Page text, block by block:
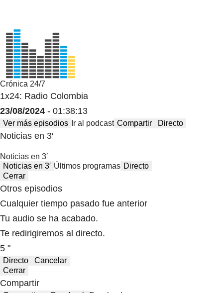
Crónica 24/7
1x24: Radio Colombia
23/08/2024 - 01:38:13
Ver más episodios Ir al podcast Compartir Directo
Noticias en 3′
Noticias en 3′
Noticias en 3′ Últimos programas Directo
Cerrar
Otros episodios
Cualquier tiempo pasado fue anterior
Tu audio se ha acabado.
Te redirigiremos al directo.
5 "
Directo
Cancelar
Cerrar
Compartir